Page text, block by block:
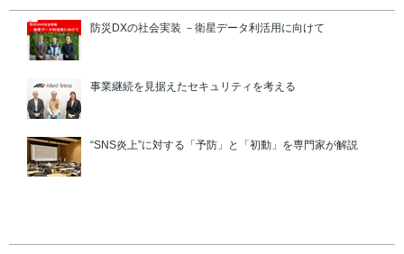
防災DXの社会実装 －衛星データ利活用に向けて
事業継続を見据えたセキュリティを考える
“SNS炎上”に対する「予防」と「初動」を専門家が解説